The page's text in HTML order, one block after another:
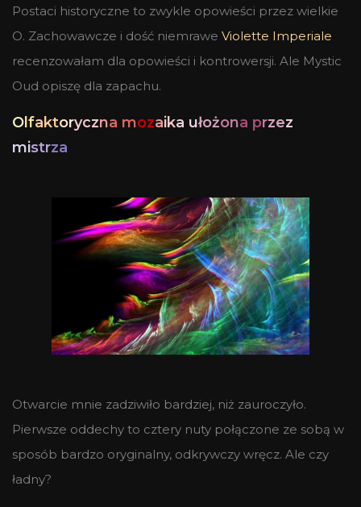
Postaci historyczne to zwykle opowieści przez wielkie
O. Zachowawcze i dość niemrawe Violette Imperiale
recenzowałam dla opowieści i kontrowersji. Ale Mystic
Oud opiszę dla zapachu.
Olfaktoryczna mozaika ułożona przez
mistrza
Otwarcie mnie zadziwiło bardziej, niż zauroczyło.
Pierwsze oddechy to cztery nuty połączone ze sobą w
sposób bardzo oryginalny, odkrywczy wręcz. Ale czy
ładny?